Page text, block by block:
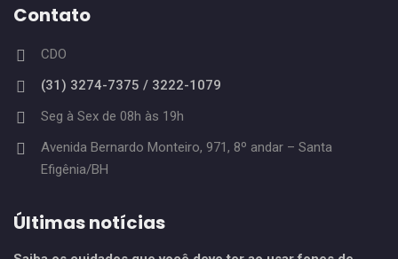
Contato
CDO
(31) 3274-7375 / 3222-1079
Seg à Sex de 08h às 19h
Avenida Bernardo Monteiro, 971, 8º andar – Santa
Efigênia/BH
Últimas notícias